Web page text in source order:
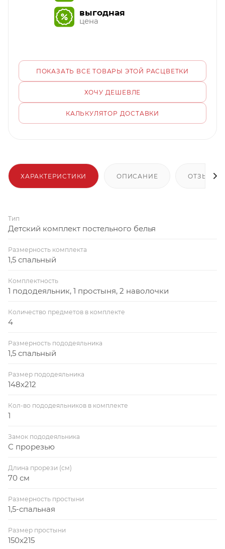
выгодная
цена
ПОКАЗАТЬ ВСЕ ТОВАРЫ ЭТОЙ РАСЦВЕТКИ
ХОЧУ ДЕШЕВЛЕ
КАЛЬКУЛЯТОР ДОСТАВКИ
ХАРАКТЕРИСТИКИ ОПИСАНИЕ ОТЗЫВЫ
Тип
Детский комплект постельного белья
Размерность комплекта
1,5 спальный
Комплектность
1 пододеяльник, 1 простыня, 2 наволочки
Количество предметов в комплекте
4
Размерность пододеяльника
1,5 спальный
Размер пододеяльника
148x212
Кол-во пододеяльников в комплекте
1
Замок пододеяльника
С прорезью
Длина прорези (см)
70 см
Размерность простыни
1,5-спальная
Размер простыни
150x215